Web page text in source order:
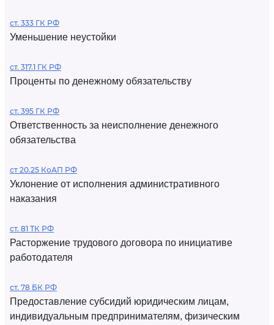
ст. 333 ГК РФ
Уменьшение неустойки
ст. 317.1 ГК РФ
Проценты по денежному обязательству
ст. 395 ГК РФ
Ответственность за неисполнение денежного
обязательства
ст 20.25 КоАП РФ
Уклонение от исполнения административного
наказания
ст. 81 ТК РФ
Расторжение трудового договора по инициативе
работодателя
ст. 78 БК РФ
Предоставление субсидий юридическим лицам,
индивидуальным предпринимателям, физическим